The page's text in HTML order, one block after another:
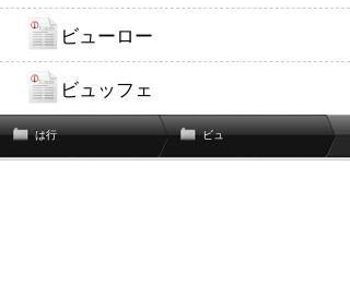
ビューロー
ビュッフェ
は行 ビュ